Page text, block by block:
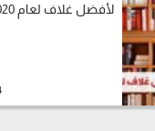
لأفضل غلاف لعام 2020
24